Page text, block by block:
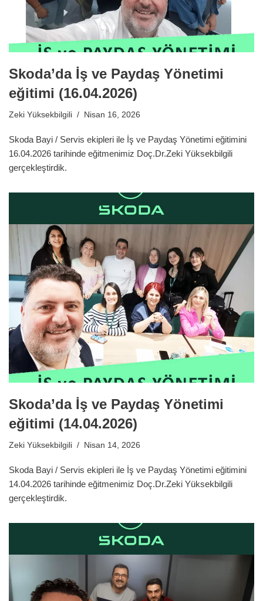
Skoda’da İş ve Paydaş Yönetimi
eğitimi (16.04.2026)
Zeki Yüksekbilgili Nisan 16, 2026
Skoda Bayi / Servis ekipleri ile İş ve Paydaş Yönetimi eğitimini
16.04.2026 tarihinde eğitmenimiz Doç.Dr.Zeki Yüksekbilgili
gerçekleştirdik.
Skoda’da İş ve Paydaş Yönetimi
eğitimi (14.04.2026)
Zeki Yüksekbilgili Nisan 14, 2026
Skoda Bayi / Servis ekipleri ile İş ve Paydaş Yönetimi eğitimini
14.04.2026 tarihinde eğitmenimiz Doç.Dr.Zeki Yüksekbilgili
gerçekleştirdik.